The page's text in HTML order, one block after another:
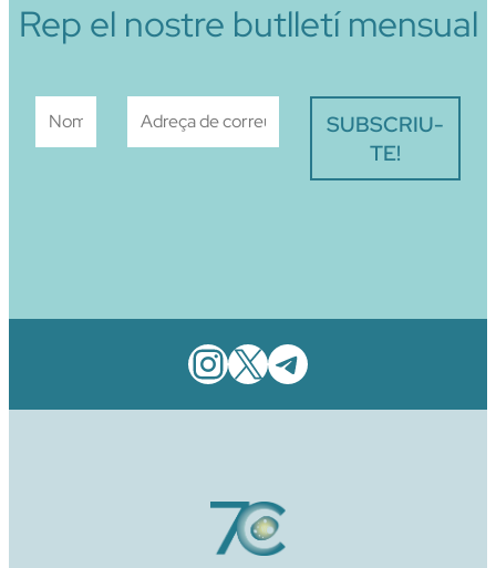
Rep el nostre butlletí mensual
Instagram
X Telegram